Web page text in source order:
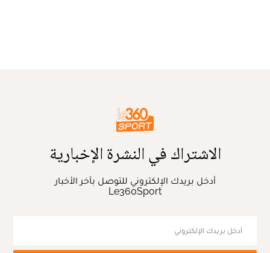
الاشتراك في النشرة الإخبارية
أدخل بريدك الإلكتروني للتوصل بآخر الأخبار
Le360Sport